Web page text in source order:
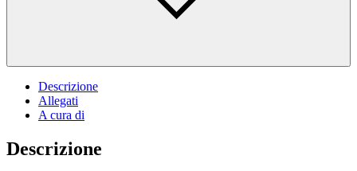
Descrizione
Allegati
A cura di
Descrizione